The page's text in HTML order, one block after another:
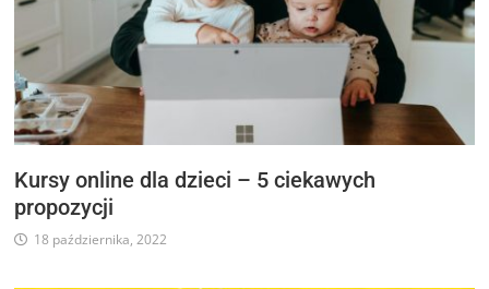
Kursy online dla dzieci – 5 ciekawych
propozycji
18 października, 2022